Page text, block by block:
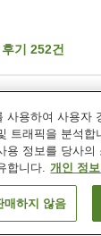
기 252건
제트
스파
객실 보기
사용하여 사용자
트래픽을 분석합
용 정보를 당사의
합니다. 개인 정
매하지 않음